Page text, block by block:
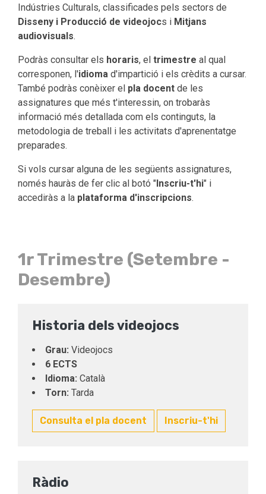
Indústries Culturals, classificades pels sectors de
Disseny i Producció de videojocs i Mitjans
audiovisuals.
Podràs consultar els horaris, el trimestre al qual
corresponen, l'idioma d'impartició i els crèdits a cursar.
També podràs conèixer el pla docent de les
assignatures que més t'interessin, on trobaràs
informació més detallada com els continguts, la
metodologia de treball i les activitats d'aprenentatge
preparades.
Si vols cursar alguna de les següents assignatures,
només hauràs de fer clic al botó " Inscriu-t'hi" i
accediràs a la plataforma d'inscripcions.
1r Trimestre (Setembre -
Desembre)
Historia dels videojocs
Grau: Videojocs
6 ECTS
Idioma: Català
Torn: Tarda
Consulta el pla docent Inscriu-t'hi
Ràdio